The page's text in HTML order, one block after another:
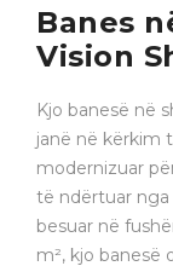
Banes
Vision
Kjo banesë në
janë në kërkim
modernizuar
të ndërtuar nga
besuar në
m², kjo